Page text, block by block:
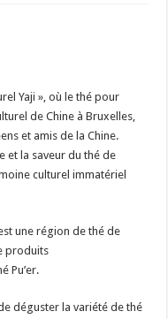
Yaji », où le thé pour
de Chine à Bruxelles,
et amis de la Chine.
et la saveur du thé de
culturel immatériel
une région de thé de
produits
Pu’er.
déguster la variété de thé